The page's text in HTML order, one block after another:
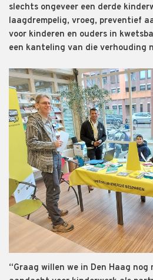
slechts ongeveer een derde
laagdrempelig, vroeg, preventief
voor kinderen en ouders in
een kanteling van die verhouding
“Graag willen we in Den Haag nog